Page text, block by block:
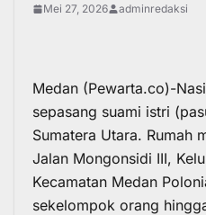
Mei 27, 2026 adminredaksi
Medan (Pewarta.co)-
sepasang suami istri
Sumatera Utara. Rumah
Jalan Mongonsidi III,
Kecamatan Medan
sekelompok orang